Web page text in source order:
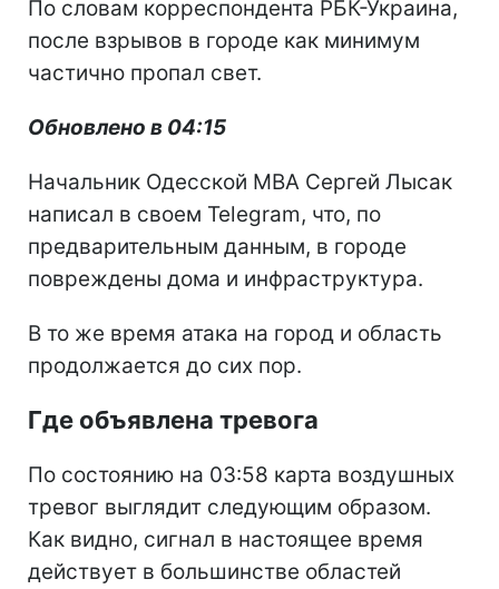
По словам корреспондента РБК-Украина,
после взрывов в городе как минимум
частично пропал свет.
Обновлено в 04:15
Начальник Одесской МВА Сергей Лысак
написал в своем Telegram, что, по
предварительным данным, в городе
повреждены дома и инфраструктура.
В то же время атака на город и область
продолжается до сих пор.
Где объявлена тревога
По состоянию на 03:58 карта воздушных
тревог выглядит следующим образом.
Как видно, сигнал в настоящее время
действует в большинстве областей